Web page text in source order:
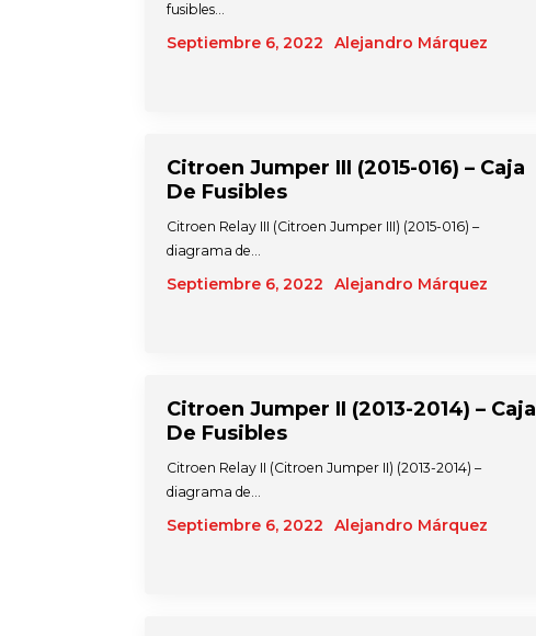
Septiembre 6, 2022 Alejandro Márquez
fusibles…
Citroen Jumper III (2015-016) – Caja
De Fusibles
Septiembre 6, 2022 Alejandro Márquez
Citroen Relay III (Citroen Jumper III) (2015-016) –
diagrama de…
Citroen Jumper II (2013-2014) – Caja
De Fusibles
Septiembre 6, 2022 Alejandro Márquez
Citroen Relay II (Citroen Jumper II) (2013-2014) –
diagrama de…